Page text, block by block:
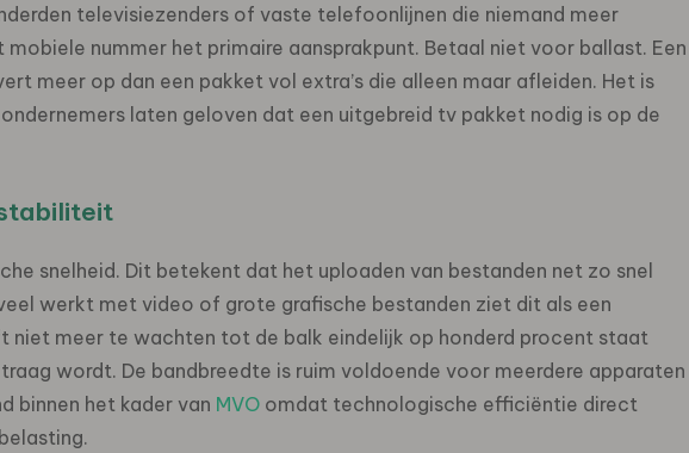
televisiezenders of vaste telefoonlijnen die niemand meer
mobiele nummer het primaire aansprakpunt. Betaal niet voor ballast. Een
meer op dan een pakket vol extra’s die alleen maar afleiden. Het is
laten geloven dat een uitgebreid tv pakket nodig is op de
snelheid. Dit betekent dat het uploaden van bestanden net zo snel
werkt met video of grote grafische bestanden ziet dit als een
niet meer te wachten tot de balk eindelijk op honderd procent staat
wordt. De bandbreedte is ruim voldoende voor meerdere apparaten
binnen het kader van MVO omdat technologische efficiëntie direct